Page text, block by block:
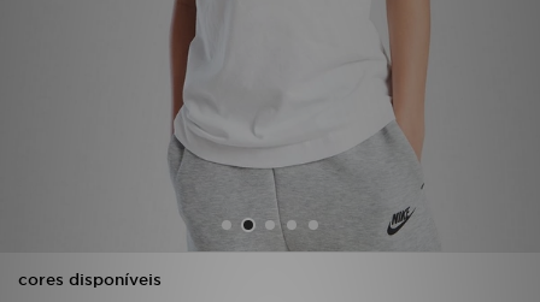
cores disponíveis
ESTADO DO TEU PEDIDO
ATENÇÃO AO CLIENTE